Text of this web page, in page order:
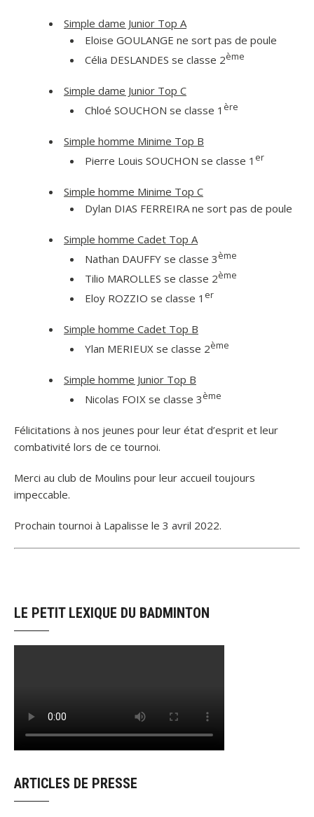
Simple dame Junior Top A
Eloise GOULANGE ne sort pas de poule
Célia DESLANDES se classe 2ème
Simple dame Junior Top C
Chloé SOUCHON se classe 1 ère
Simple homme Minime Top B
Pierre Louis SOUCHON se classe 1 er
Simple homme Minime Top C
Dylan DIAS FERREIRA ne sort pas de poule
Simple homme Cadet Top A
Nathan DAUFFY se classe 3ème
Tilio MAROLLES se classe 2ème
Eloy ROZZIO se classe 1 er
Simple homme Cadet Top B
Ylan MERIEUX se classe 2ème
Simple homme Junior Top B
Nicolas FOIX se classe 3ème
Félicitations à nos jeunes pour leur état d’esprit et leur
combativité lors de ce tournoi.
Merci au club de Moulins pour leur accueil toujours
impeccable.
Prochain tournoi à Lapalisse le 3 avril 2022.
LE PETIT LEXIQUE DU BADMINTON
ARTICLES DE PRESSE